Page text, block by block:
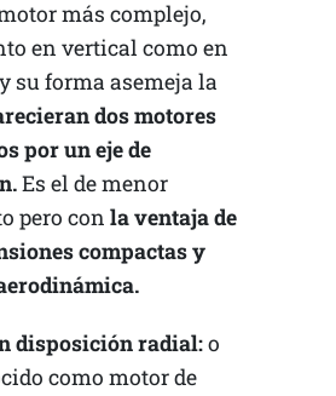
más complejo,
en vertical como en
su forma asemeja la
dos motores
por un eje de
Es el de menor
pero con la ventaja de
compactas y
disposición radial:o
como motor de